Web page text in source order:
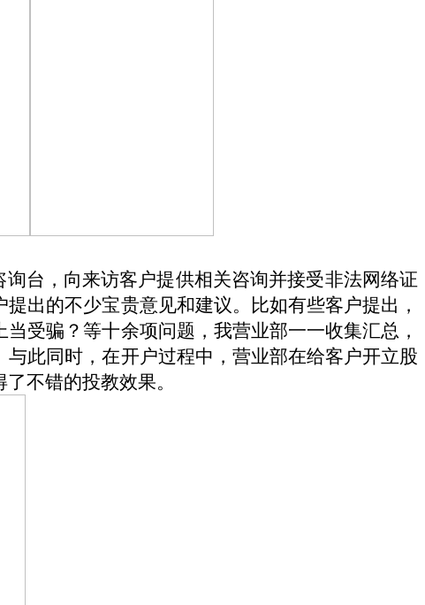
台，向来访客户提供相关咨询并接受非法网络证
出的不少宝贵意见和建议。比如有些客户提出，
受骗？等十余项问题，我营业部一一收集汇总，
此同时，在开户过程中，营业部在给客户开立股
不错的投教效果。